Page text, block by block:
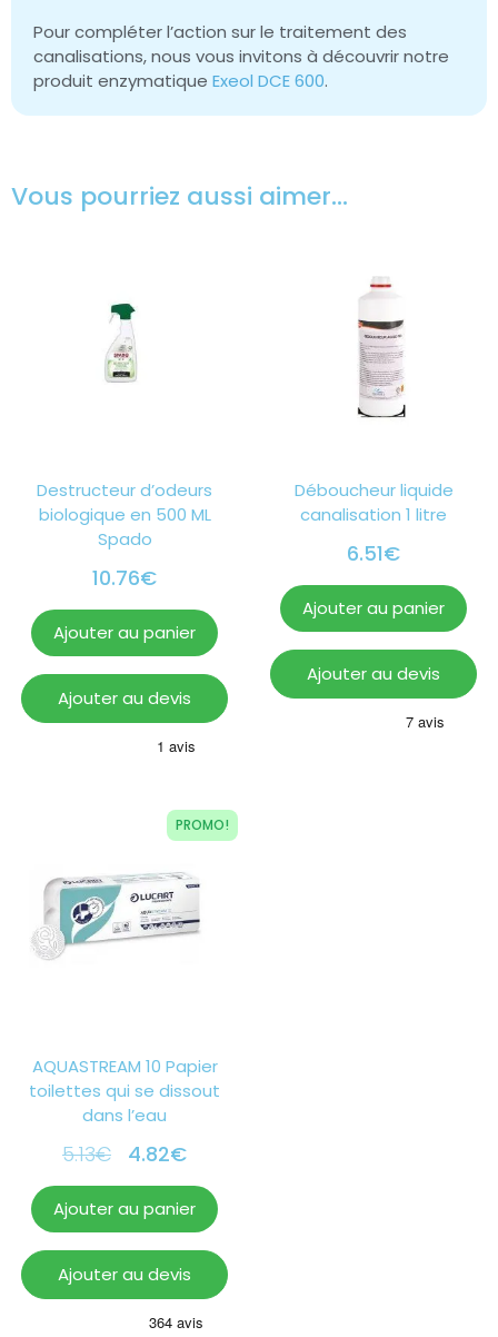
Pour compléter l’action sur le traitement des
canalisations, nous vous invitons à découvrir notre
produit enzymatique Exeol DCE 600.
Vous pourriez aussi aimer…
Destructeur d’odeurs
biologique en 500 ML
Spado
10.76€
Ajouter au panier
Ajouter au devis
Déboucheur liquide
canalisation 1 litre
6.51€
Ajouter au panier
Ajouter au devis
PROMO!
AQUASTREAM 10 Papier
toilettes qui se dissout
dans l’eau
5.13€ 4.82€
Ajouter au panier
Ajouter au devis